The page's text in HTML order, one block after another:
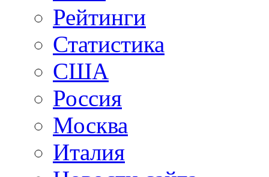
Рейтинги
Статистика
США
Россия
Москва
Италия